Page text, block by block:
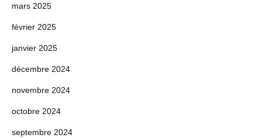
mars 2025
février 2025
janvier 2025
décembre 2024
novembre 2024
octobre 2024
septembre 2024